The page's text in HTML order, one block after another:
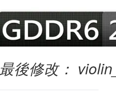
最後修改：